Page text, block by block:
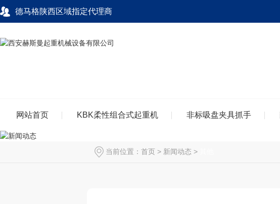
德马格陕西区域指定代理商
网站首页 KBK柔性组合式起重机 非标吸盘夹具抓手
当前位置： 首页 > 新闻动态 >